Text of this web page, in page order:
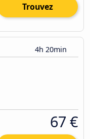
Trouvez
4h 20min
67 €